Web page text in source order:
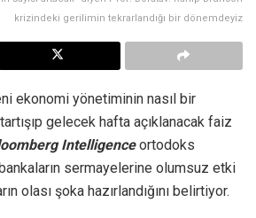
krizindeki gerilimin tekrarlandığı bir dönemdeyiz
ekonomi yönetiminin nasıl bir
gelecek hafta açıklanacak faiz
Intelligenceortodoks
sermayelerine olumsuz etki
olası şoka hazırlandığını belirtiyor.